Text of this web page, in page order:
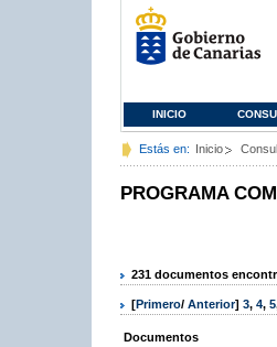
INICIO
Estás en: Inicio
PROGRAMA
231 documentos
[Primero/ Anterior] 3, 4, 5
Documentos